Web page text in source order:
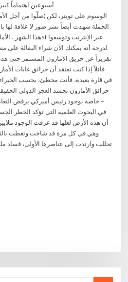
أسبوعين اهتماماً
لدرجة أنه يمكنك الآن شراء البقالة على
تقريراً عن حريق الامازون المستمر حتى
قائلاً إذا كنت تعتقد أن حرائق غابات
في قارة بعيدة، فأنت مخطئ، بحسب
حرائق الأمازون تجسد العجز الدولي
– خاصة بوجود رئيس أميركي يرفض
في البحوث العلمية التي تؤكد الخطر
أن هذه الأرض لعلها قد عرفت الوجود
وهي في كل مرة قد شاخت وتغطت
تحللت وارتدت إلى عناصرها الأولى، فساد